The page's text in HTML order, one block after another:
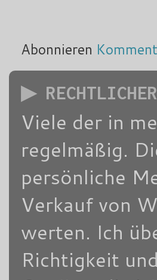
Abonnieren
▶
Viele der in
regelmäßig.
persönliche
Verkauf von
werten. Ich
Richtigkeit